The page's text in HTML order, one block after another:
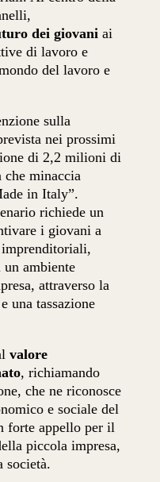
dei giovani ai
di lavoro e
del lavoro e
sulla
nei prossimi
di 2,2 milioni di
che minaccia
in Italy”.
richiede un
i giovani a
un ambiente
attraverso la
una tassazione
valore
, richiamando
che ne riconosce
e sociale del
forte appello per il
piccola impresa,
società.